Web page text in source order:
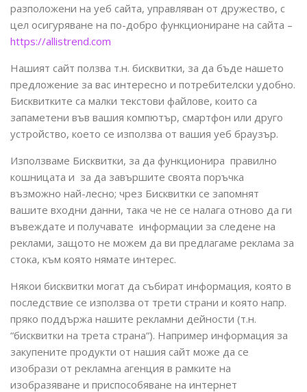
разположени на уеб сайта, управляван от дружество, с
цел осигуряване на по-добро функциониране на сайта –
https://allistrend.com
Нашият сайт ползва т.н. бисквитки, за да бъде нашето
предложение за вас интересно и потребителски удобно.
Бисквитките са малки текстови файлове, които са
запаметени във вашия компютър, смартфон или друго
устройство, което се използва от вашия уеб браузър.
Използваме Бисквитки, за да функционира правилно
кошницата и за да завършите своята поръчка
възможно най-лесно; чрез Бисквитки се запомнят
вашите входни данни, така че не се налага отново да ги
въвеждате и получавате информации за следене на
реклами, защото не можем да ви предлагаме реклама за
стока, към която нямате интерес.
Някои бисквитки могат да събират информация, която в
последствие се използва от трети страни и която напр.
пряко поддържа нашите рекламни дейности (т.н.
“бисквитки на трета страна“). Например информация за
закупените продукти от нашия сайт може да се
изобрази от рекламна агенция в рамките на
изобразяване и приспособяване на интернет